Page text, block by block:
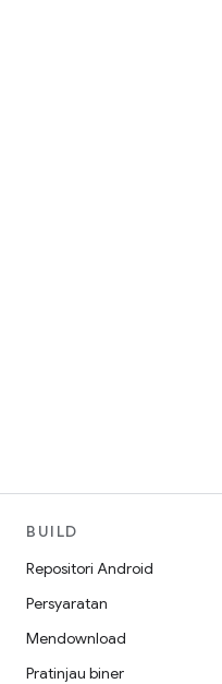
BUILD
Repositori Android
Persyaratan
Mendownload
Pratinjau biner